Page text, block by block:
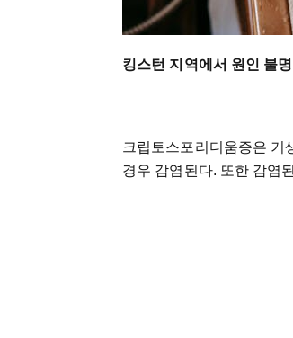
킹스턴 지역에서 원인 불
크립토스포리디움증은 기
경우 감염된다. 또한 감염